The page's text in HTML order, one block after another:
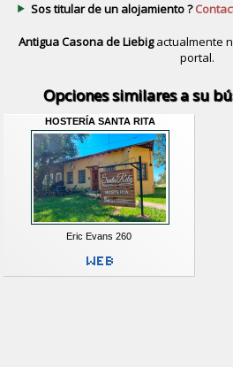
Sos titular de un alojamiento ?
Antigua Casona de Liebigactualmente
portal.
Opciones similares a su
HOSTERÍA SANTA RITA
Eric Evans 260